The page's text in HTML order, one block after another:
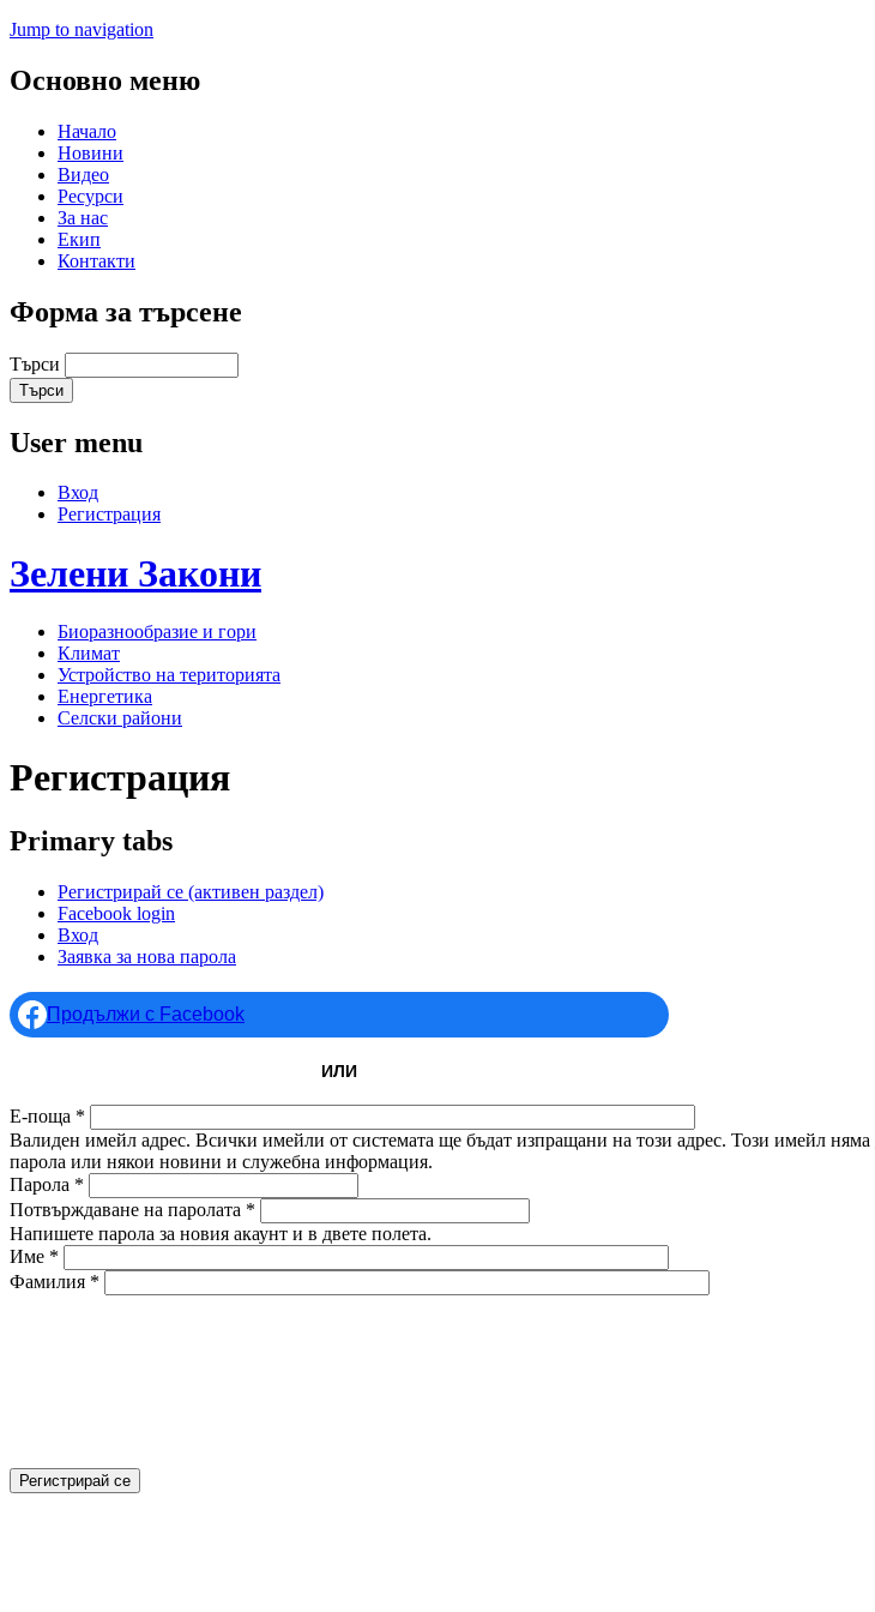
Jump to navigation
Основно меню
Начало
Новини
Видео
Ресурси
За нас
Екип
Контакти
Форма за търсене
Търси
User menu
Вход
Регистрация
Зелени Закони
Биоразнообразие и гори
Климат
Устройство на територията
Енергетика
Селски райони
Регистрация
Primary tabs
Регистрирай се (активен раздел)
Facebook login
Вход
Заявка за нова парола
Продължи с Facebook
ИЛИ
Е-поща *
Валиден имейл адрес. Всички имейли от системата ще бъдат изпращани на този адрес. Този имейл
парола или някои новини и служебна информация.
Парола *
Потвърждаване на паролата *
Напишете парола за новия акаунт и в двете полета.
Име *
Фамилия *